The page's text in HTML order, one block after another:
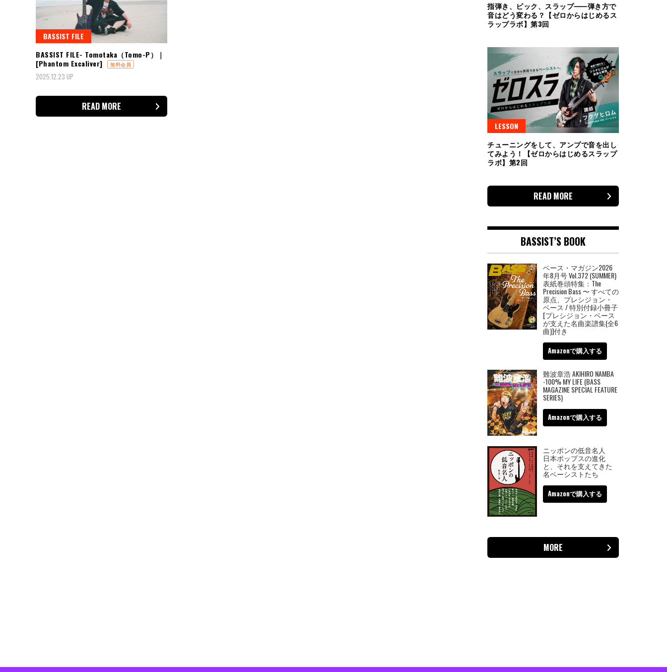
BASSIST FILE
BASSIST FILE- Tomotaka（Tomo-P）｜
[Phantom Excaliver]
無料会員
2025.12.23 UP
READ MORE
指弾き、ピック、スラップ⸺弾き方で
音はどう変わる？【ゼロからはじめるス
ラップラボ】第3回
LESSON
チューニングをして、アンプで音を出し
てみよう！【ゼロからはじめるスラップ
ラボ】第2回
READ MORE
BASSIST’S BOOK
ベース・マガジン2026
年8月号 Vol.372 (SUMMER)
表紙巻頭特集：The
Precision Bass 〜 すべての
原点、プレシジョン・
ベース / 特別付録小冊子
[プレシジョン・ベース
が支えた名曲楽譜集(全6
曲)]付き
Amazonで購入する
難波章浩 AKIHIRO NAMBA
-100% MY LIFE (BASS
MAGAZINE SPECIAL FEATURE
SERIES)
Amazonで購入する
ニッポンの低音名人
日本ポップスの進化
と、それを支えてきた
名ベーシストたち
Amazonで購入する
MORE